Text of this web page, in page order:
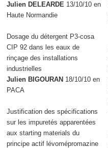
Julien DELEARDE 13/10/10 en
Haute Normandie
Dosage du détergent P3-cosa
CIP 92 dans les eaux de
rinçage des installations
industrielles
Julien BIGOURAN 18/10/10 en
PACA
Justification des spécifications
sur les impuretés apparentées
aux starting materials du
principe actif lévomépromazine